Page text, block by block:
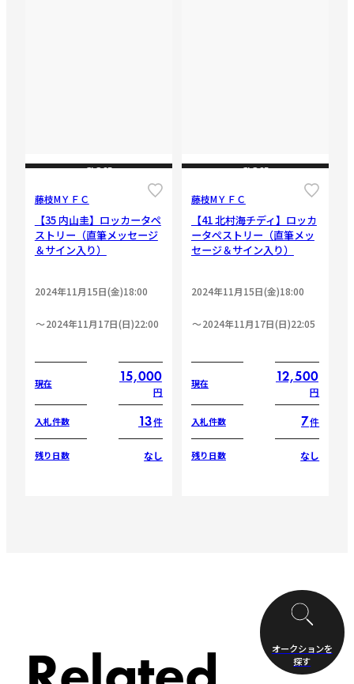
CLOSE
藤枝МＹＦＣ
【35 内山圭】ロッカータペ
ストリー（直筆メッセージ
＆サイン入り）
2024年11月15日(金)18:00
2024年11月17日(日)22:00
現在 15,000
円
入札件数 13件
残り日数 なし
CLOSE
藤枝МＹＦＣ
【41 北村海チディ】ロッカ
ータペストリー（直筆メッ
セージ＆サイン入り）
2024年11月15日(金)18:00
2024年11月17日(日)22:05
現在 12,500
円
入札件数 7件
残り日数 なし
オークションを
探す